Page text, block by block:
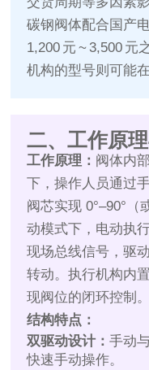
碳钢阀体配合国产
1,200 元 ~ 3,500
机构的型号则可能
二、工作原
工作原理： 阀体内
下，操作人员通过
阀芯实现 0°–90°（
动模式下，电动执
现场总线信号，驱
转动。执行机构内
现阀位的闭环控制。
结构特点：
双驱动设计：手动
快速手动操作。